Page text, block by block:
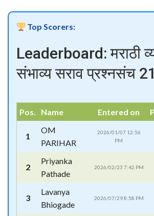
Top Scorers:
Leaderboard: मराठी
संभाव्य सराव प्रश्नसंच 21
Pos. Name Entered on
1
OM
PARIHAR
2026/01/07 12:56
PM
2
Priyanka
Pathade
2026/02/23 7:42 PM
3
Lavanya
Bhiogade
2026/07/29 8:58 PM